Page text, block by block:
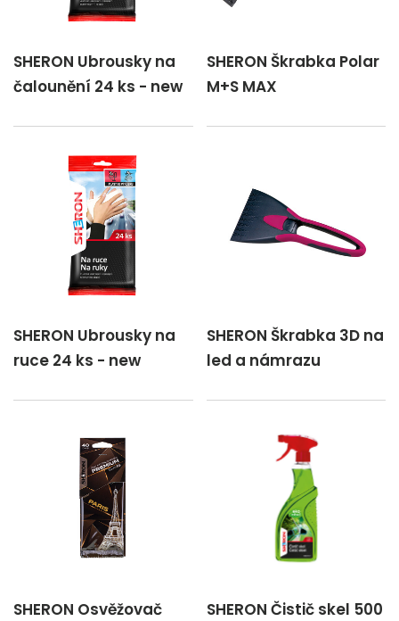
SHERON Ubrousky na
čalounění 24 ks - new
SHERON Škrabka Polar
M+S MAX
SHERON Ubrousky na
ruce 24 ks - new
SHERON Škrabka 3D na
led a námrazu
SHERON Osvěžovač
SHERON Čistič skel 500